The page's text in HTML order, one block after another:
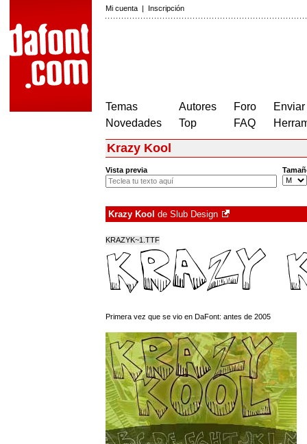
Mi cuenta | Inscripción
Temas
Novedades
Autores
Top
Foro
FAQ
Krazy Kool
Vista previa
Krazy Kool de Slub Design
KRAZYK~1.TTF
Primera vez que se vio en DaFont: antes de 2005